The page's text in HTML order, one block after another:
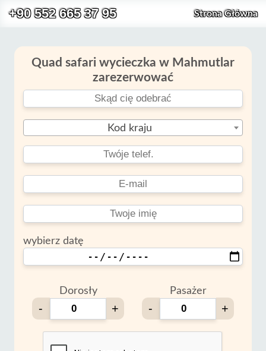
+90 552 665 37 95 Strona Główna
Quad safari wycieczka w Mahmutlar
zarezerwować
Kod kraju
wybierz datę
Dorosły
- +
Pasażer
- +